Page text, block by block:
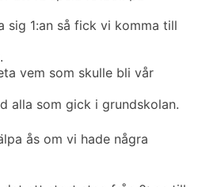
sig 1:an så fick vi komma till
vem som skulle bli vår
alla som gick i grundskolan.
ås om vi hade några